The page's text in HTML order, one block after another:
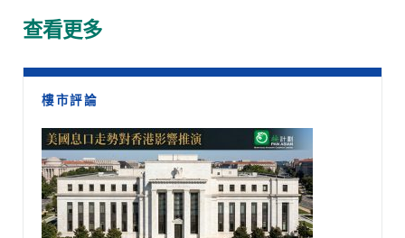
o
o
k
A
p
p
k
m
查看更多
樓市評論